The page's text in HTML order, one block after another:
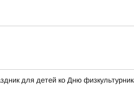
для детей ко Дню